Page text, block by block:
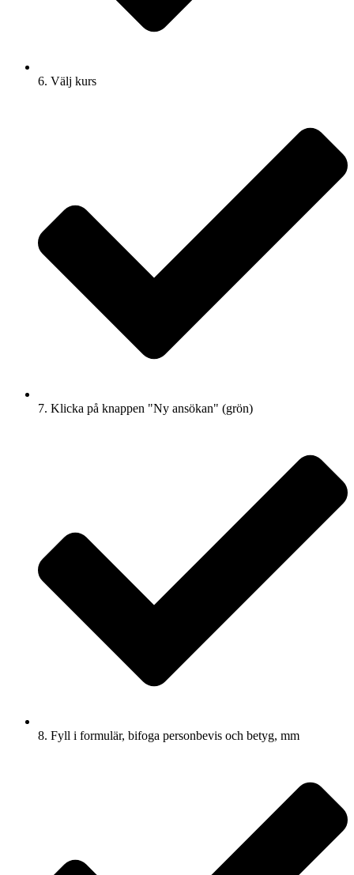
6. Välj kurs
7. Klicka på knappen "Ny ansökan" (grön)
8. Fyll i formulär, bifoga personbevis och betyg, mm